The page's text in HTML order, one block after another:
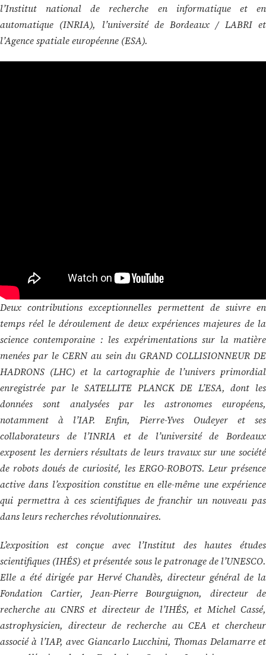
l’Institut national de recherche en informatique et en
automatique (INRIA), l’université de Bordeaux / LABRI et
l’Agence spatiale européenne (ESA).
Deux contributions exceptionnelles permettent de suivre en
temps réel le déroulement de deux expériences majeures de la
science contemporaine : les expérimentations sur la matière
menées par le CERN au sein du GRAND COLLISIONNEUR DE
HADRONS (LHC) et la cartographie de l’univers primordial
enregistrée par le SATELLITE PLANCK DE L’ESA, dont les
données sont analysées par les astronomes européens,
notamment à l’IAP. Enfin, Pierre-Yves Oudeyer et ses
collaborateurs de l’INRIA et de l’université de Bordeaux
exposent les derniers résultats de leurs travaux sur une société
de robots doués de curiosité, les ERGO-ROBOTS. Leur présence
active dans l’exposition constitue en elle-même une expérience
qui permettra à ces scientifiques de franchir un nouveau pas
dans leurs recherches révolutionnaires.
L’exposition est conçue avec l’Institut des hautes études
scientifiques (IHÉS) et présentée sous le patronage de l’UNESCO.
Elle a été dirigée par Hervé Chandès, directeur général de la
Fondation Cartier, Jean-Pierre Bourguignon, directeur de
recherche au CNRS et directeur de l’IHÉS, et Michel Cassé,
astrophysicien, directeur de recherche au CEA et chercheur
associé à l’IAP, avec Giancarlo Lucchini, Thomas Delamarre et